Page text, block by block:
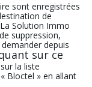
sont enregistrées
de
Solution Immo
suppression,
depuis
sur ce
la liste
Bloctel » en allant